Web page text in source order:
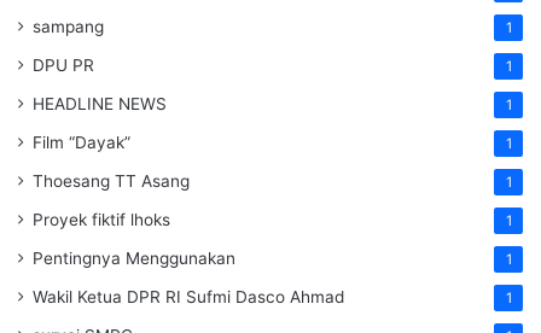
sampang 1
DPU PR 1
HEADLINE NEWS 1
Film “Dayak” 1
Thoesang TT Asang 1
Proyek fiktif lhoks 1
Pentingnya Menggunakan 1
Wakil Ketua DPR RI Sufmi Dasco Ahmad 1